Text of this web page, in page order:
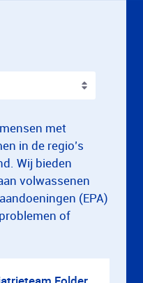
met
in de regio’s
Wij bieden
volwassenen
(EPA)
of